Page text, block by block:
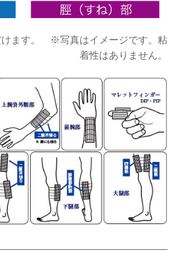
ます。 ※写真はイメージです。粘
着性はありません。